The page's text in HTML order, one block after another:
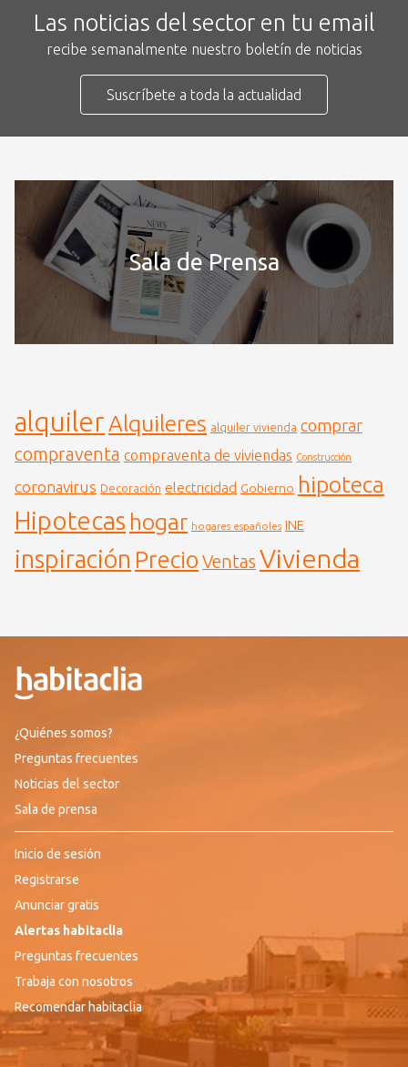
Las noticias del sector en tu email
recibe semanalmente nuestro boletín de noticias
Suscríbete a toda la actualidad
Sala de Prensa
alquilerAlquileres alquiler vivienda comprar
compraventa compraventa de viviendas Construcción
coronavirus Decoración electricidad Gobierno hipoteca
Hipotecas hogar hogares españoles INE
inspiración Precio Ventas Vivienda
¿Quiénes somos?
Preguntas frecuentes
Noticias del sector
Sala de prensa
Inicio de sesión
Registrarse
Anunciar gratis
Alertas habitaclia
Preguntas frecuentes
Trabaja con nosotros
Recomendar habitaclia